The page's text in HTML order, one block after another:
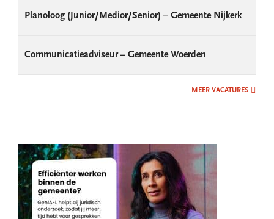
Planoloog (Junior/Medior/Senior) – Gemeente Nijkerk
Communicatieadviseur – Gemeente Woerden
MEER VACATURES